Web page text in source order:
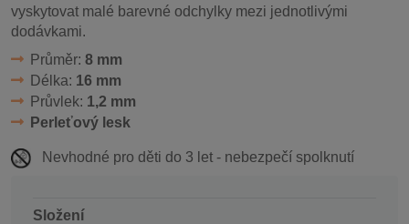
vyskytovat malé barevné odchylky mezi jednotlivými
dodávkami.
Průměr: 8 mm
Délka: 16 mm
Průvlek: 1,2 mm
Perleťový lesk
Nevhodné pro děti do 3 let - nebezpečí spolknutí
Složení